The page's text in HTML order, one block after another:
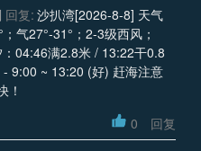
回复: 沙扒湾[2026-8-8] 天气
气27°-31°；2-3级西风；
04:46满2.8米 / 13:22干0.8
9:00 ~ 13:20 (好) 赶海注意
！
0 回复